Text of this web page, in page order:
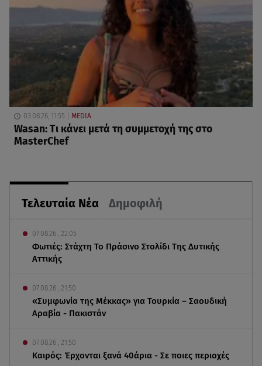
Τελευταία Νέα Δημοφιλή
07.08.26 , 22:05
Φωτιές: Στάχτη Το Πράσινο Στολίδι Της Δυτικής
Αττικής
07.08.26 , 21:50
«Συμφωνία της Μέκκας» για Τουρκία – Σαουδική
Αραβία - Πακιστάν
07.08.26 , 21:50
Καιρός: Έρχονται ξανά 40άρια - Σε ποιες περιοχές
03.08.26, 11:55 MEDIA
Wasan: Tι κάνει μετά τη συμμετοχή της στο
MasterChef